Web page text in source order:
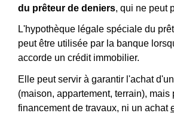
du prêteur de deniers, qui ne peut
L'hypothèque légale spéciale du
peut être utilisée par la banque
accorde un crédit immobilier.
Elle peut servir à garantir l'achat
(maison, appartement, terrain), mais
financement de travaux, ni un achat